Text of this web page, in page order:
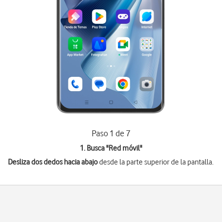
Paso 1 de 7
1. Busca "Red móvil"
Desliza dos dedos hacia abajodesde la parte superior de la pantalla.